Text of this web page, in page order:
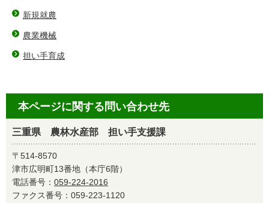
新規就農
農業機械
担い手育成
本ページに関する問い合わせ先
三重県 農林水産部 担い手支援課
〒514-8570
津市広明町13番地（本庁6階）
電話番号： 059-224-2016
ファクス番号：059-223-1120